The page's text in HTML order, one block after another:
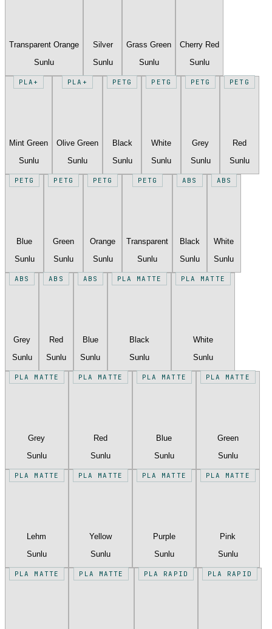
Transparent Orange
Sunlu
Silver
Sunlu
Grass Green
Sunlu
Cherry Red
Sunlu
PLA+
Mint Green
Sunlu
PLA+
Olive Green
Sunlu
PETG
Black
Sunlu
PETG
White
Sunlu
PETG
Grey
Sunlu
PETG
Red
Sunlu
PETG
Blue
Sunlu
PETG
Green
Sunlu
PETG
Orange
Sunlu
PETG
Transparent
Sunlu
ABS
Black
Sunlu
ABS
White
Sunlu
ABS
Grey
Sunlu
ABS
Red
Sunlu
ABS
Blue
Sunlu
PLA MATTE
Black
Sunlu
PLA MATTE
White
Sunlu
PLA MATTE
Grey
Sunlu
PLA MATTE
Red
Sunlu
PLA MATTE
Blue
Sunlu
PLA MATTE
Green
Sunlu
PLA MATTE
Lehm
Sunlu
PLA MATTE
Yellow
Sunlu
PLA MATTE
Purple
Sunlu
PLA MATTE
Pink
Sunlu
PLA MATTE PLA MATTE PLA RAPID PLA RAPID